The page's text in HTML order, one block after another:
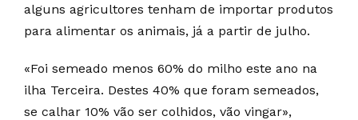
alguns agricultores tenham de importar produtos
para alimentar os animais, já a partir de julho.
«Foi semeado menos 60% do milho este ano na
ilha Terceira. Destes 40% que foram semeados,
se calhar 10% vão ser colhidos, vão vingar»,